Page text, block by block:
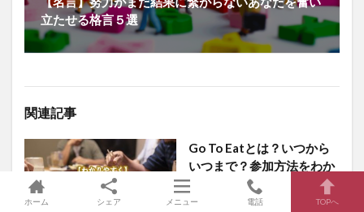
立たせる格言５選
関連記事
Go To Eatとは？いつから
いつまで？参加方法をわか
りやすく
ホーム シェア メニュー 電話 TOPへ